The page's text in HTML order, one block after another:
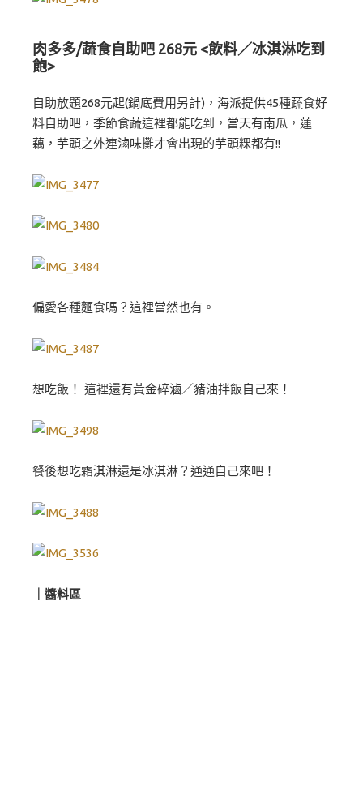
肉多多/蔬食自助吧 268元 <飲料／冰淇淋吃到
飽>
自助放題268元起(鍋底費用另計)，海派提供45種蔬食好
料自助吧，季節食蔬這裡都能吃到，當天有南瓜，蓮
藕，芋頭之外連滷味攤才會出現的芋頭粿都有!!
偏愛各種麵食嗎？這裡當然也有。
想吃飯！ 這裡還有黃金碎滷／豬油拌飯自己來！
餐後想吃霜淇淋還是冰淇淋？通通自己來吧！
｜醬料區